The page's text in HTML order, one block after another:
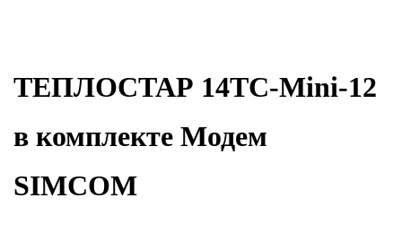
ТЕПЛОСТАР 14ТС-Mini-12
в комплекте Модем
SIMCOM